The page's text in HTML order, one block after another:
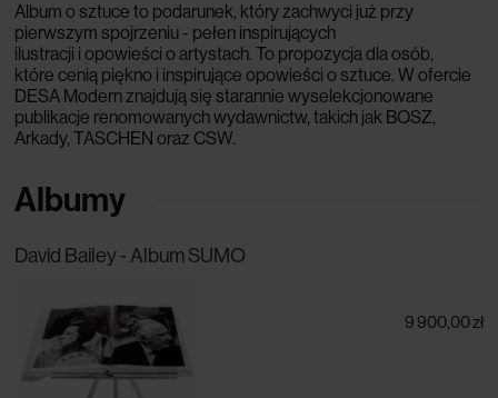
Album o sztuce to podarunek, który zachwyci już przy
pierwszym spojrzeniu - pełen inspirujących
ilustracji i opowieści o artystach. To propozycja dla osób,
które cenią piękno i inspirujące opowieści o sztuce. W ofercie
DESA Modern znajdują się starannie wyselekcjonowane
publikacje renomowanych wydawnictw, takich jak BOSZ,
Arkady, TASCHEN oraz CSW.
Albumy
David Bailey - Album SUMO
9 900,00 zł